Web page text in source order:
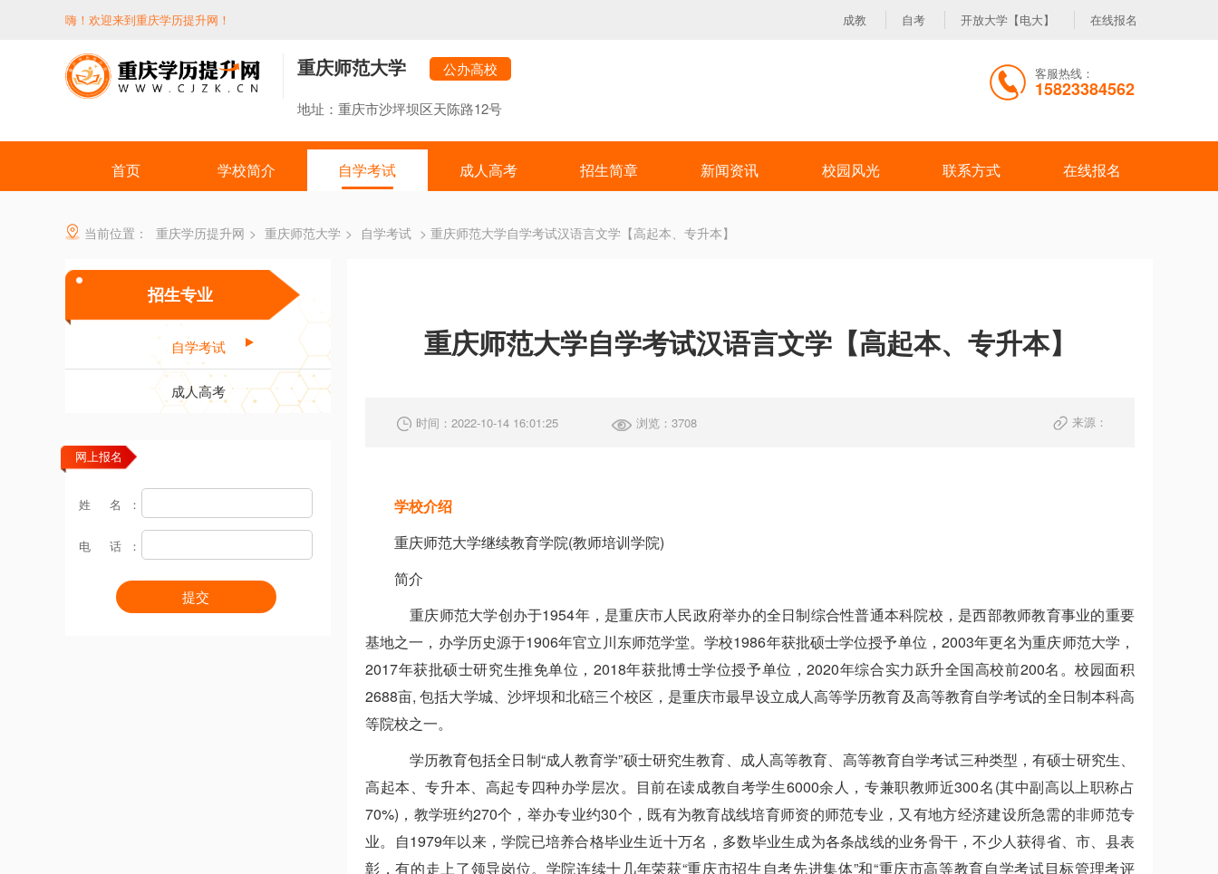
嗨！欢迎来到重庆学历提升网！ 成教 自考 开放大学【电大】 在线报名
重庆师范大学 公办高校
地址：重庆市沙坪坝区天陈路12号
客服热线：
15823384562
首页 学校简介 自学考试 成人高考 招生简章 新闻资讯 校园风光 联系方式 在线报名
当前位置： 重庆学历提升网 > 重庆师范大学 > 自学考试 > 重庆师范大学自学考试汉语言文学【高起本、专升本】
重庆师范大学自学考试汉语言文学【高起本、专升本】
时间：2022-10-14 16:01:25 浏览：3708 来源：
学校介绍
重庆师范大学继续教育学院(教师培训学院)
简介
重庆师范大学创办于1954年，是重庆市人民政府举办的全日制综合性普通本科院校，是西部教师教育事业的重要
基地之一，办学历史源于1906年官立川东师范学堂。学校1986年获批硕士学位授予单位，2003年更名为重庆师范大学，
2017年获批硕士研究生推免单位，2018年获批博士学位授予单位，2020年综合实力跃升全国高校前200名。校园面积
2688亩, 包括大学城、沙坪坝和北碚三个校区，是重庆市最早设立成人高等学历教育及高等教育自学考试的全日制本科高
等院校之一。
学历教育包括全日制“成人教育学”硕士研究生教育、成人高等教育、高等教育自学考试三种类型，有硕士研究生、
高起本、专升本、高起专四种办学层次。目前在读成教自考学生6000余人，专兼职教师近300名(其中副高以上职称占
70%)，教学班约270个，举办专业约30个，既有为教育战线培育师资的师范专业，又有地方经济建设所急需的非师范专
业。自1979年以来，学院已培养合格毕业生近十万名，多数毕业生成为各条战线的业务骨干，不少人获得省、市、县表
彰，有的走上了领导岗位。学院连续十几年荣获“重庆市招生自考先进集体”和“重庆市高等教育自学考试目标管理考评
招生专业
自学考试
成人高考
网上报名
姓 名：
电 话：
提交